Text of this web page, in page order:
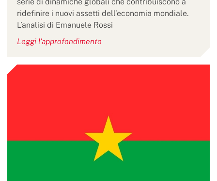
ridefinire i nuovi assetti dell’economia mondiale.
L’analisi di Emanuele Rossi
Leggi l'approfondimento